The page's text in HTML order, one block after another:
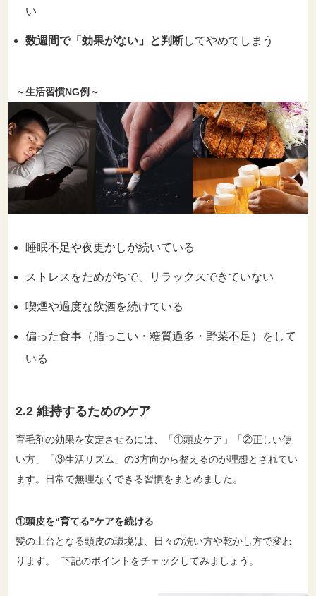
い
数週間で「効果がない」と判断してやめてしまう
～生活習慣NG例～
睡眠不足や夜更かしが続いている
ストレスをためがちで、リラックスできていない
喫煙や過度な飲酒を続けている
偏った食事（脂っこい・糖質過多・野菜不足）をして
いる
2.2 維持するためのケア
育毛剤の効果を安定させるには、「①頭皮ケア」「②正しい使
い方」「③生活リズム」の3方向から整えるのが理想とされてい
ます。日常で無理なくできる習慣をまとめました。
①頭皮を“育てる”ケアを続ける
髪の土台となる頭皮の環境は、日々の洗い方や乾かし方で変わ
ります。 下記のポイントをチェックしてみましょう。